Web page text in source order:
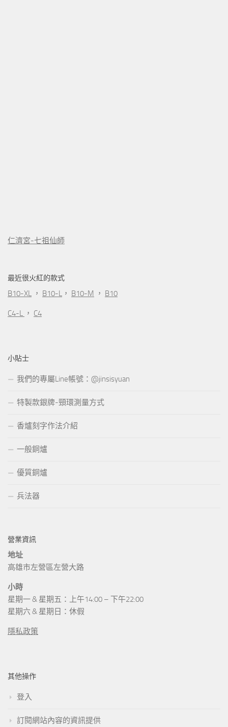
仁濟宮-七祖仙師
最近很火紅的款式
B10-XL ， B10-L ， B10-M ， B10
C4-L ， C4
小貼士
我們的專屬Line帳號：@jinsisyuan
特製款銀牌-頸環測量方式
香爐刻字作法介紹
一般銅爐
優質銅爐
兵法器
營業資訊
地址
高雄市左營區左營大路
小時
星期一 & 星期五：上午14:00 – 下午22:00
星期六 & 星期日：休假
隱私政策
其他操作
登入
訂閱網站內容的資訊提供